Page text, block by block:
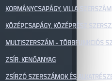
KORMÁNYCSAPÁGY, VILLA SZERSZÁM
KÖZÉPCSAPÁGY, KÖZÉPRÉSZ
MULTISZERSZÁM - TÖBBFUNKCIÓS
ZSÍR, KENŐANYAG
ZSÍRZÓ SZERSZÁMOK ÉS